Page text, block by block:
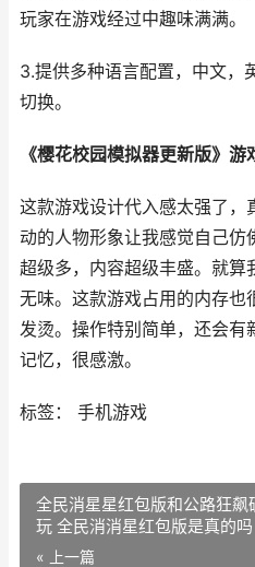
玩家在游戏经过中趣味满满。
3.提供多种语言配置，中文，
切换。
《樱花校园模拟器更新版》游
这款游戏设计代入感太强了，
动的人物形象让我感觉自己仿
超级多，内容超级丰盛。就算
无味。这款游戏占用的内存也
发烫。操作特别简单，还会有
记忆，很感激。
标签： 手机游戏
全民消星星红包版和公路狂
玩 全民消消星红包版是真的吗
« 上一篇